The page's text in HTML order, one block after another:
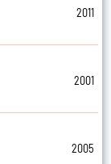
2011
2001
2005